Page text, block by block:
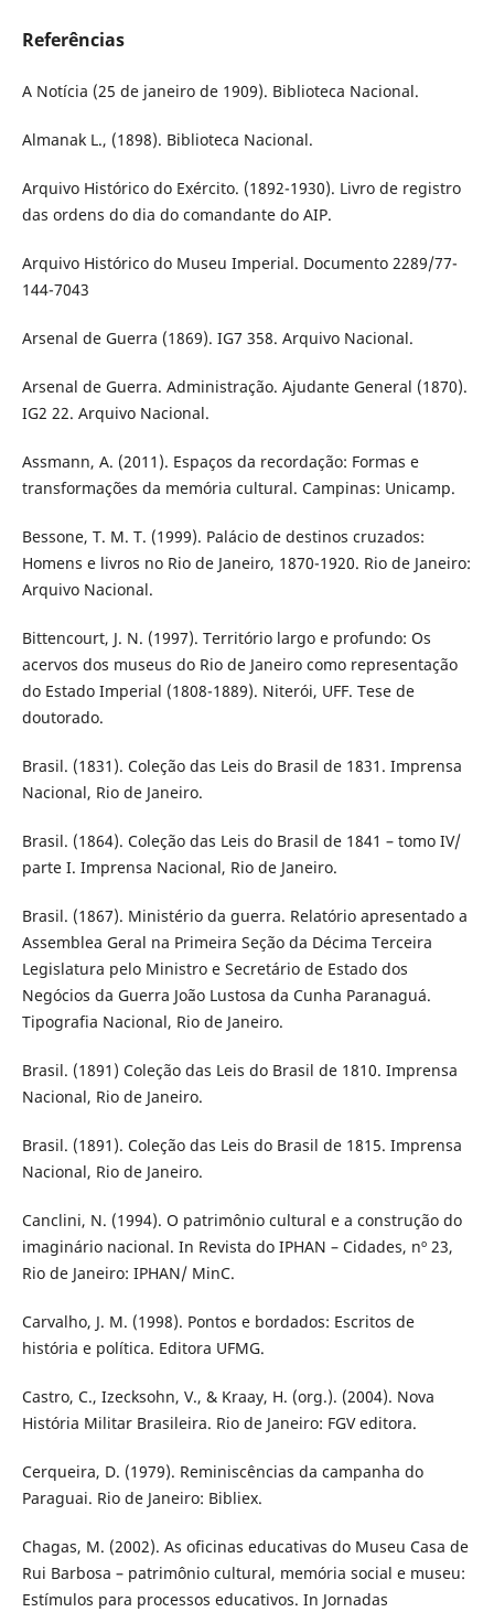
Referências
A Notícia (25 de janeiro de 1909). Biblioteca Nacional.
Almanak L., (1898). Biblioteca Nacional.
Arquivo Histórico do Exército. (1892-1930). Livro de registro
das ordens do dia do comandante do AIP.
Arquivo Histórico do Museu Imperial. Documento 2289/77-
144-7043
Arsenal de Guerra (1869). IG7 358. Arquivo Nacional.
Arsenal de Guerra. Administração. Ajudante General (1870).
IG2 22. Arquivo Nacional.
Assmann, A. (2011). Espaços da recordação: Formas e
transformações da memória cultural. Campinas: Unicamp.
Bessone, T. M. T. (1999). Palácio de destinos cruzados:
Homens e livros no Rio de Janeiro, 1870-1920. Rio de Janeiro:
Arquivo Nacional.
Bittencourt, J. N. (1997). Território largo e profundo: Os
acervos dos museus do Rio de Janeiro como representação
do Estado Imperial (1808-1889). Niterói, UFF. Tese de
doutorado.
Brasil. (1831). Coleção das Leis do Brasil de 1831. Imprensa
Nacional, Rio de Janeiro.
Brasil. (1864). Coleção das Leis do Brasil de 1841 – tomo IV/
parte I. Imprensa Nacional, Rio de Janeiro.
Brasil. (1867). Ministério da guerra. Relatório apresentado a
Assemblea Geral na Primeira Seção da Décima Terceira
Legislatura pelo Ministro e Secretário de Estado dos
Negócios da Guerra João Lustosa da Cunha Paranaguá.
Tipografia Nacional, Rio de Janeiro.
Brasil. (1891) Coleção das Leis do Brasil de 1810. Imprensa
Nacional, Rio de Janeiro.
Brasil. (1891). Coleção das Leis do Brasil de 1815. Imprensa
Nacional, Rio de Janeiro.
Canclini, N. (1994). O patrimônio cultural e a construção do
imaginário nacional. In Revista do IPHAN – Cidades, nº 23,
Rio de Janeiro: IPHAN/ MinC.
Carvalho, J. M. (1998). Pontos e bordados: Escritos de
história e política. Editora UFMG.
Castro, C., Izecksohn, V., & Kraay, H. (org.). (2004). Nova
História Militar Brasileira. Rio de Janeiro: FGV editora.
Cerqueira, D. (1979). Reminiscências da campanha do
Paraguai. Rio de Janeiro: Bibliex.
Chagas, M. (2002). As oficinas educativas do Museu Casa de
Rui Barbosa – patrimônio cultural, memória social e museu:
Estímulos para processos educativos. In Jornadas